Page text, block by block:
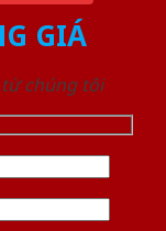
GIÁ
chúng tôi